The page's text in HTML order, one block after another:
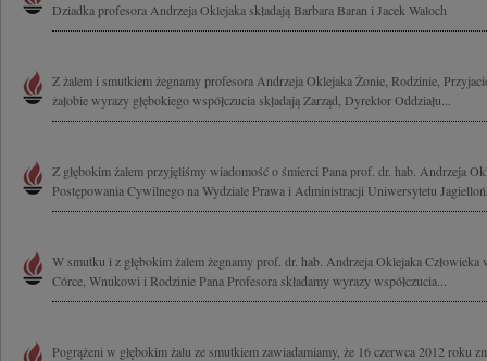
Dziadka profesora Andrzeja Oklejaka składają Barbara Baran i Jacek Waloch
Z żalem i smutkiem żegnamy profesora Andrzeja Oklejaka Żonie, Rodzinie,
żałobie wyrazy głębokiego współczucia składają Zarząd, Dyrektor Oddziału...
Z głębokim żalem przyjęliśmy wiadomość o śmierci Pana prof. dr. hab. Andrzeja
Postępowania Cywilnego na Wydziale Prawa i Administracji Uniwersytetu
W smutku i z głębokim żalem żegnamy prof. dr. hab. Andrzeja Oklejaka Człowieka
Córce, Wnukowi i Rodzinie Pana Profesora składamy wyrazy współczucia...
Pogrążeni w głębokim żalu ze smutkiem zawiadamiamy, że 16 czerwca 2012 roku